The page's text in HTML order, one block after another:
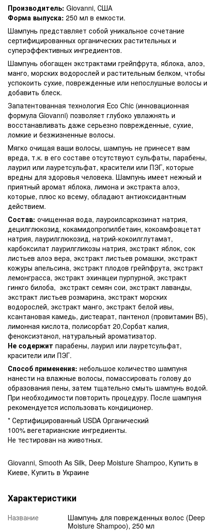
Производитель: Giovanni, США
Форма выпуска: 250 мл в емкости.
Шампунь представляет собой уникальное сочетание
сертифицированных органических растительных и
суперэффективных ингредиентов.
Шампунь обогащен экстрактами грейпфрута, яблока, алоэ,
манго, морских водорослей и растительным белком, чтобы
успокоить сухие, поврежденные или непослушные волосы и
добавить блеск.
Запатентованная технология Eco Chic (инновационная
формула Giovanni) позволяет глубоко увлажнять и
восстанавливать даже серьезно поврежденные, сухие,
ломкие и безжизненные волосы.
Мягко очищая ваши волосы, шампунь не принесет вам
вреда, т.к. в его составе отсутствуют сульфаты, парабены,
лаурил или лауретсульфат, красители или ПЭГ, которые
вредны для здоровья человека. Шампунь имеет нежный и
приятный аромат яблока, лимона и экстракта алоэ,
которые, плюс ко всему, обладают антиоксидантным
действием.
Состав: очищенная вода, лауроилсаркозинат натрия,
децилглюкозид, кокамидопропилбетаин, кокоамфоацетат
натрия, лаурилглюкозид, натрий-кокоилглутамат,
карбоксилат лаурилгликозы натрия, экстракт яблок, сок
листьев алоэ вера, экстракт листьев ромашки, экстракт
кожуры апельсина, экстракт плодов грейпфрута, экстракт
лемонграсса, экстракт эхинацеи пурпурной, экстракт
гинкго билоба, экстракт семян сои, экстракт лаванды,
экстракт листьев розмарина, экстракт морских
водорослей, экстракт манго, экстракт белой ивы,
ксантановая камедь, дистеарат, пантенол (провитамин B5),
лимонная кислота, полисорбат 20,Сорбат калия,
феноксиэтанол, натуральный ароматизатор.
Не содержит парабены, лаурил или лауретсульфат,
красители или ПЭГ.
Способ применения: небольшое количество шампуня
нанести на влажные волосы, помассировать голову до
образования пены, затем тщательно смыть шампунь водой.
При необходимости повторить процедуру. После шампуня
рекомендуется использовать кондиционер.
* Сертифицированный USDA Органический
100% вегетарианские ингредиенты.
Не тестирован на животных.
Giovanni, Smooth As Silk, Deep Moisture Shampoo, Купить в
Киеве, Купить в Украине
Характеристики
Название
Шампунь для поврежденных волос (Deep
Moisture Shampoo), 250 мл